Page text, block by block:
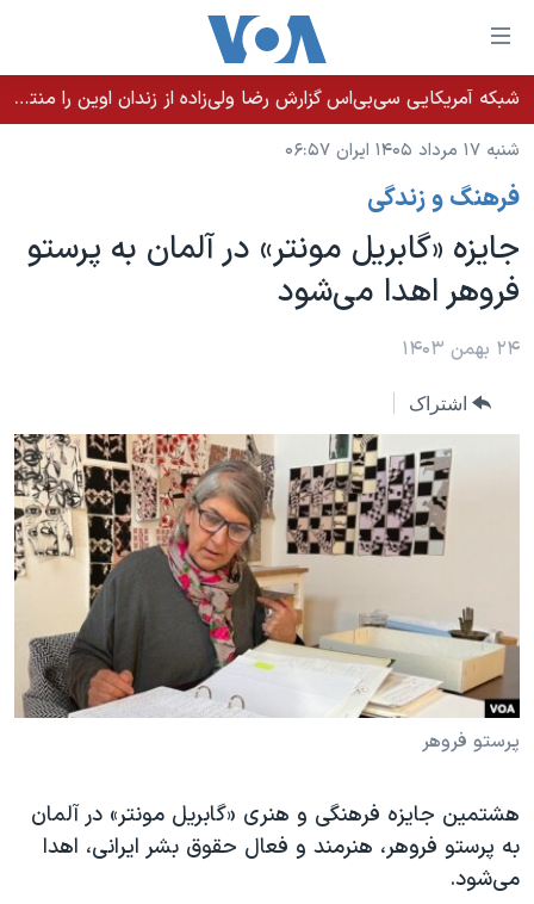
لینکهای
قابل
دسترسی
جهش
محتوای
اصلی
جهش
به
صفحه
جهش
به
خانه
نسخه سبک وب‌سایت
موضوع ها
ایران
آمریکا
جهان
ویژه برنامه‌ها
ویدیوها
فرهنگ و زندگی
اقتصادی
علم و فناوری
اسرائیل در جنگ
آرشیو پخش زنده
برنامه های تلویزیونی
جدول برنامه ها
صفحه‌های ویژه
بایگانی برنامه‌های تلویزیونی
مستندها
انتخابات ریاست جمهوری آمریکا ۲۰۲۴
حمله جمهوری اسلامی به اسرائیل
رمز مهسا
ورزش زنان در ایران
مجموعه مستندهای دادخواهی
تریبونال مردمی آبان ۹۸
فرکانس‌های صدای آمریکا
پخش رادیویی
یادگیری زبان انگلیسی
دنبال کنید
زبانهای مختلف
شبکه آمریکایی سی‌بی‌‌اس گزارش رضا ولی‌زاده از زندان اوین را منتشر کرد؛ کامران حکمتی پیش از آغاز شیمی‌درمانی به زندان بازگردانده شد
شنبه ۱۷ مرداد ۱۴۰۵ ایران ۰۶:۵۷
فرهنگ و زندگی
جایزه «گابریل مونتر» در آلمان به پرستو
فروهر اهدا می‌شود
۲۴ بهمن ۱۴۰۳
اشتراک
پرستو فروهر
هشتمین جایزه فرهنگی و هنری «گابریل مونتر» در آلمان
به پرستو فروهر، هنرمند و فعال حقوق بشر ایرانی، اهدا
می‌شود.